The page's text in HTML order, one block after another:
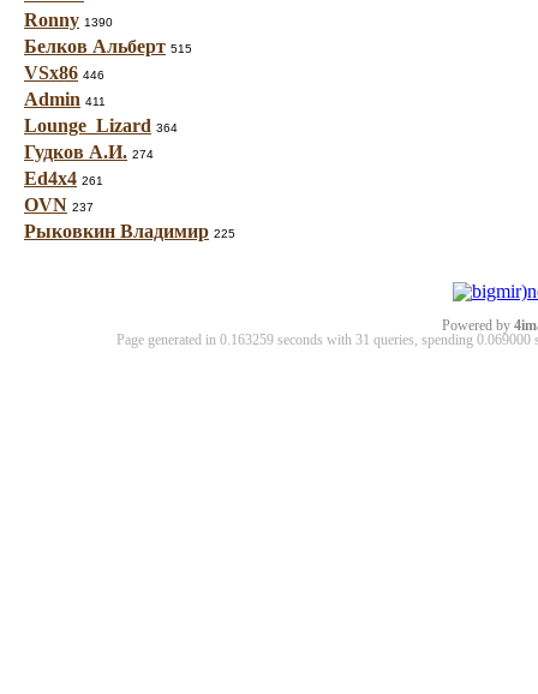
Ronny 1390
Белков Альберт 515
VSx86 446
Admin 411
Lounge_Lizard 364
Гудков А.И. 274
Ed4x4 261
OVN 237
Рыковкин Владимир 225
Powered by
Page generated in 0.163259 seconds with 31 queries, spending